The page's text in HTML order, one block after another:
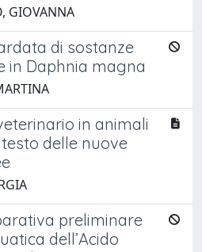
GIOVANNA
di sostanze
in Daphnia magna
in animali
delle nuove
preliminare
dell’Acido